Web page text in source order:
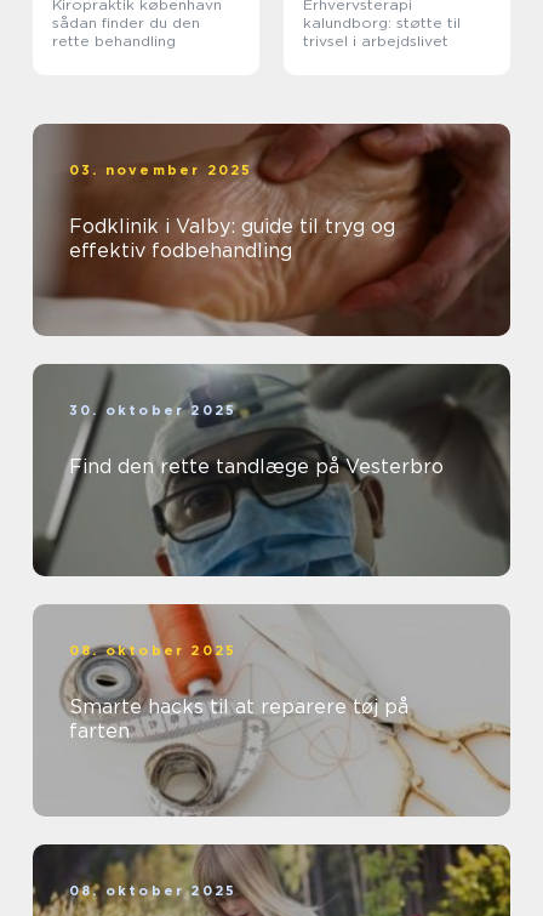
Kiropraktik københavn
sådan finder du den
rette behandling
Erhvervsterapi
kalundborg: støtte til
trivsel i arbejdslivet
03. november 2025
Fodklinik i Valby: guide til tryg og
effektiv fodbehandling
30. oktober 2025
Find den rette tandlæge på Vesterbro
08. oktober 2025
Smarte hacks til at reparere tøj på
farten
08. oktober 2025